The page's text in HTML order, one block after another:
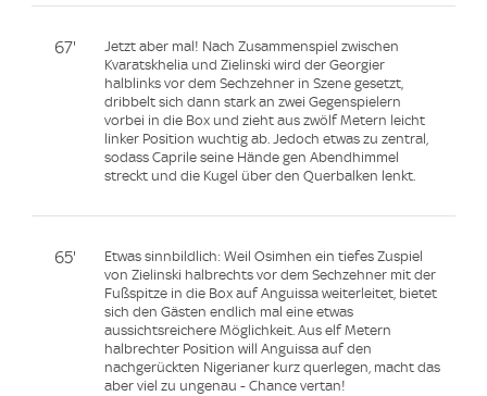
67'
Jetzt aber mal! Nach Zusammenspiel zwischen
Kvaratskhelia und Zielinski wird der Georgier
halblinks vor dem Sechzehner in Szene gesetzt,
dribbelt sich dann stark an zwei Gegenspielern
vorbei in die Box und zieht aus zwölf Metern leicht
linker Position wuchtig ab. Jedoch etwas zu zentral,
sodass Caprile seine Hände gen Abendhimmel
streckt und die Kugel über den Querbalken lenkt.
65'
Etwas sinnbildlich: Weil Osimhen ein tiefes Zuspiel
von Zielinski halbrechts vor dem Sechzehner mit der
Fußspitze in die Box auf Anguissa weiterleitet, bietet
sich den Gästen endlich mal eine etwas
aussichtsreichere Möglichkeit. Aus elf Metern
halbrechter Position will Anguissa auf den
nachgerückten Nigerianer kurz querlegen, macht das
aber viel zu ungenau - Chance vertan!